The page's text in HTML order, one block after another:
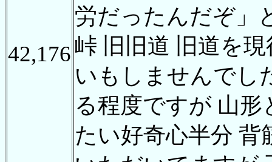
42,176
労だったんだぞ」
峠 旧旧道 旧道を
いもしませんでし
る程度ですが 山
たい好奇心半分